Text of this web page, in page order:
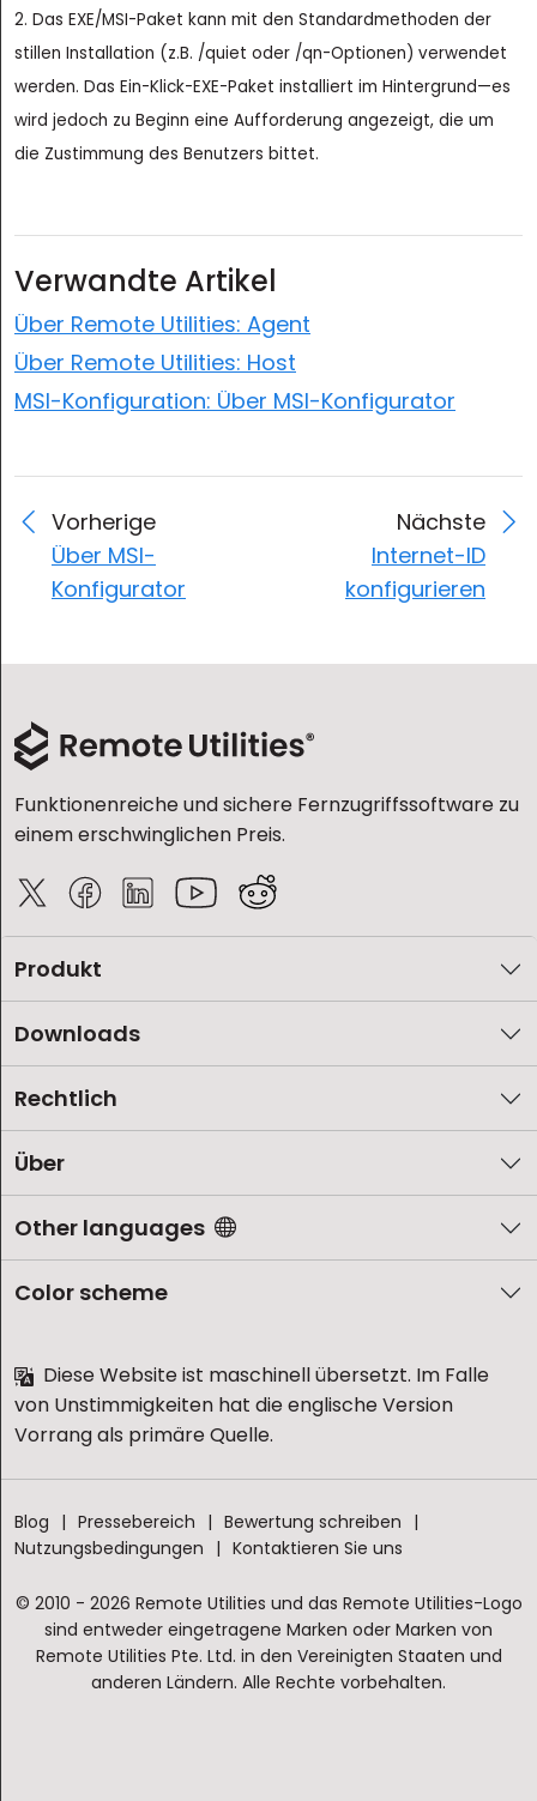
2. Das EXE/MSI-Paket kann mit den Standardmethoden der
stillen Installation (z.B. /quiet oder /qn-Optionen) verwendet
werden. Das Ein-Klick-EXE-Paket installiert im Hintergrund—es
wird jedoch zu Beginn eine Aufforderung angezeigt, die um
die Zustimmung des Benutzers bittet.
Verwandte Artikel
Über Remote Utilities: Agent
Über Remote Utilities: Host
MSI-Konfiguration: Über MSI-Konfigurator
Vorherige
Über MSI-
Konfigurator
Nächste
Internet-ID
konfigurieren
Funktionenreiche und sichere Fernzugriffssoftware zu
einem erschwinglichen Preis.
Produkt
Downloads
Rechtlich
Über
Other languages
Color scheme
Diese Website ist maschinell übersetzt. Im Falle
von Unstimmigkeiten hat die englische Version
Vorrang als primäre Quelle.
Blog Pressebereich
Bewertung schreiben
Nutzungsbedingungen
Kontaktieren Sie uns
© 2010 - 2026 Remote Utilities und das Remote Utilities-Logo
sind entweder eingetragene Marken oder Marken von
Remote Utilities Pte. Ltd. in den Vereinigten Staaten und
anderen Ländern. Alle Rechte vorbehalten.